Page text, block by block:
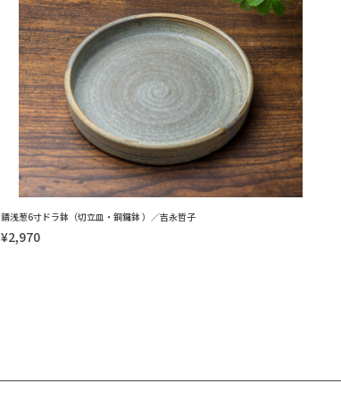
錆浅葱6寸ドラ鉢（切立皿・銅鑼鉢 ）／吉永哲子
¥2,970